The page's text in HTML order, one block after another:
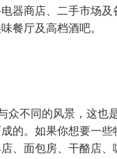
器商店、二手市场及
餐厅及高档酒吧。
众不同的风景，这
的。如果你想要一
、面包房、干酪店